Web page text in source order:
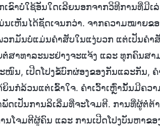
ເຂົາບໍ່ໃຊ້ອັນໃດເລີຍນອກຈາກວິທີການທີ່ມີ
ເຫັນໄດ້ຊັດເຈນກວ່າ. ຈາກຄວາມໝາຍຂອ
ກມັນບໍ່ແມ່ນຄຳສັບໃນແງ່ບວກ ແຕ່ເປັນຄຳ
ຕໍ່ສາທາລະນະຢ່າງຈະແຈ້ງ ແລະ ທຸກຄົນສ
ນ, ເປີດໂປງຂໍ້ບົກຜ່ອງຂອງກັນແລະກັນ, ຄ
ນກໍລ້ວນແຕ່ເຂົ້າໃຈ. ຄຳເວົ້າເຫຼົ່ານັ້ນມີຄວ
ດເປັນການລິເລີ່ມທີ່ຈະໂຈມຕີ. ການທີ່ຜູ້ຕໍ່ຕ້
ນໂຈມຕີຜູ້ຄົນ ແລະ ການເປີດໂປງບັນຫາຂ